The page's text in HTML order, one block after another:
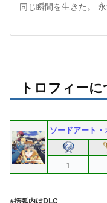
同じ瞬間を生きた。
―――
トロフィー
ソードアート
1
※括弧内はDLC